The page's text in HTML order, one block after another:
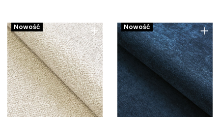
+
Nowość +
Nowość